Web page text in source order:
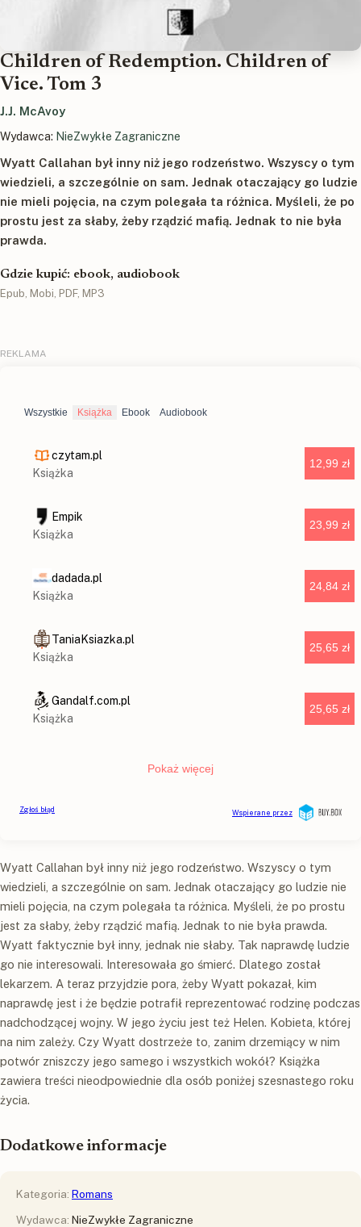
Children of Redemption. Children of
Vice. Tom 3
J.J. McAvoy
Wydawca: NieZwykłe Zagraniczne
Wyatt Callahan był inny niż jego rodzeństwo. Wszyscy o tym
wiedzieli, a szczególnie on sam. Jednak otaczający go ludzie
nie mieli pojęcia, na czym polegała ta różnica. Myśleli, że po
prostu jest za słaby, żeby rządzić mafią. Jednak to nie była
prawda.
Gdzie kupić: ebook, audiobook
Epub, Mobi, PDF, MP3
Wyatt Callahan był inny niż jego rodzeństwo. Wszyscy o tym
wiedzieli, a szczególnie on sam. Jednak otaczający go ludzie nie
mieli pojęcia, na czym polegała ta różnica. Myśleli, że po prostu
jest za słaby, żeby rządzić mafią. Jednak to nie była prawda.
Wyatt faktycznie był inny, jednak nie słaby. Tak naprawdę ludzie
go nie interesowali. Interesowała go śmierć. Dlatego został
lekarzem. A teraz przyjdzie pora, żeby Wyatt pokazał, kim
naprawdę jest i że będzie potrafił reprezentować rodzinę podczas
nadchodzącej wojny. W jego życiu jest też Helen. Kobieta, której
na nim zależy. Czy Wyatt dostrzeże to, zanim drzemiący w nim
potwór zniszczy jego samego i wszystkich wokół? Książka
zawiera treści nieodpowiednie dla osób poniżej szesnastego roku
życia.
Dodatkowe informacje
Kategoria: Romans
Wydawca: NieZwykłe Zagraniczne